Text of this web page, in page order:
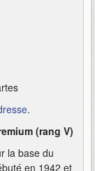
.
(rang V)
la base du
en 1942 et